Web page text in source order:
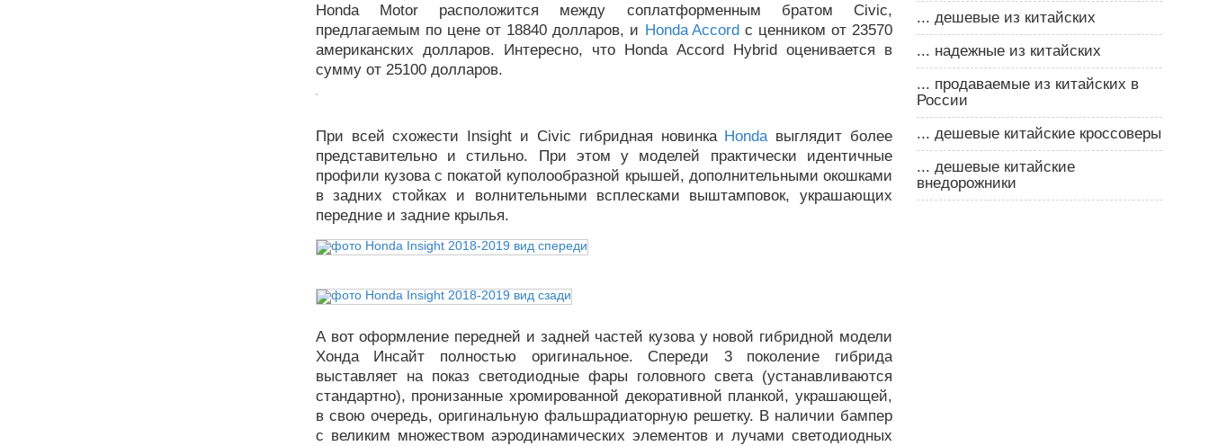
Honda Motor расположится между соплатформенным братом Civic,
предлагаемым по цене от 18840 долларов, и Honda Accordс ценником от 23570
американских долларов. Интересно, что Honda Accord Hybrid оценивается в
сумму от 25100 долларов.
При всей схожести Insight и Civic гибридная новинка Hondaвыглядит более
представительно и стильно. При этом у моделей практически идентичные
профили кузова с покатой куполообразной крышей, дополнительными окошками
в задних стойках и волнительными всплесками выштамповок, украшающих
передние и задние крылья.
А вот оформление передней и задней частей кузова у новой гибридной модели
Хонда Инсайт полностью оригинальное. Спереди 3 поколение гибрида
выставляет на показ светодиодные фары головного света (устанавливаются
стандартно), пронизанные хромированной декоративной планкой, украшающей,
в свою очередь, оригинальную фальшрадиаторную решетку. В наличии бампер
с великим множеством аэродинамических элементов и лучами светодиодных
... дешевые из китайских
... надежные из китайских
... продаваемые из китайских в
России
... дешевые китайские кроссоверы
... дешевые китайские
внедорожники